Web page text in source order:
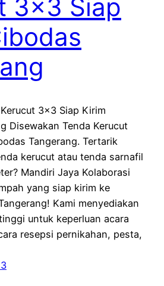
3×3 Siap
3×3 Siap Kirim
Disewakan Tenda Kerucut
Tangerang. Tertarik
kerucut atau tenda sarnafil
Mandiri Jaya Kolaborasi
yang siap kirim ke
Kami menyediakan
untuk keperluan acara
resepsi pernikahan, pesta,